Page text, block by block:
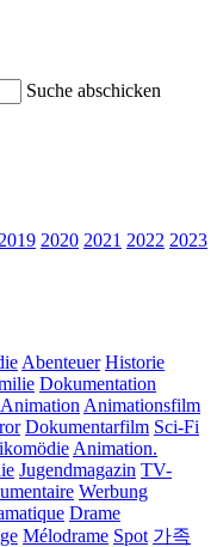
Suche abschicken
2019 2020 2021 2022 2023
Abenteuer Historie
Dokumentation
Animation Animationsfilm
Dokumentarfilm Sci-Fi
Animation.
Jugendmagazin TV-
Werbung
Drame
Mélodrame Spot 가족